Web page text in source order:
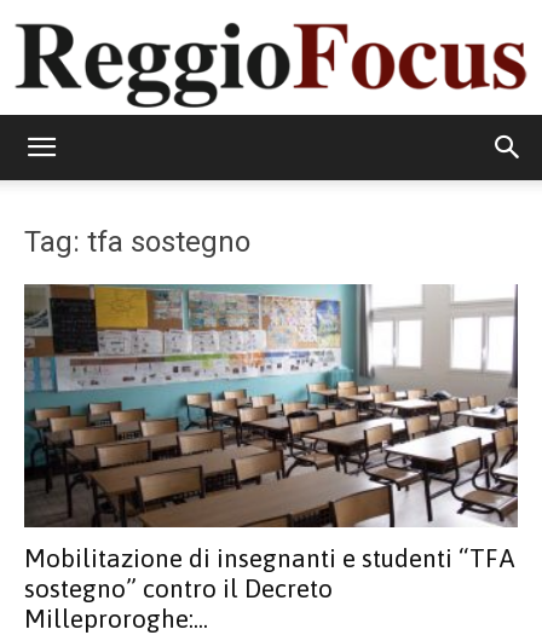
Tag: tfa sostegno
Mobilitazione di insegnanti e studenti “TFA
sostegno” contro il Decreto
Milleproroghe:...